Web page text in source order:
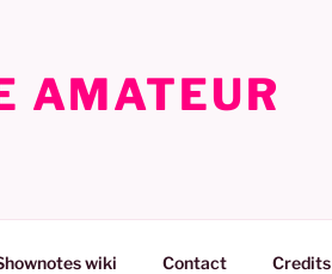
AMATEUR
wiki Contact Credits